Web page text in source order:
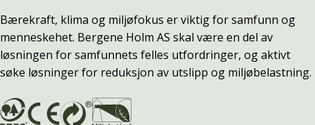
Bærekraft, klima og miljøfokus er viktig for samfunn og
menneskehet. Bergene Holm AS skal være en del av
løsningen for samfunnets felles utfordringer, og aktivt
søke løsninger for reduksjon av utslipp og miljøbelastning.